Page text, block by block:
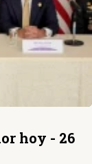
hoy - 26